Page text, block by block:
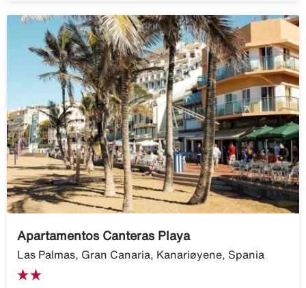
Apartamentos Canteras Playa
Las Palmas, Gran Canaria, Kanariøyene, Spania